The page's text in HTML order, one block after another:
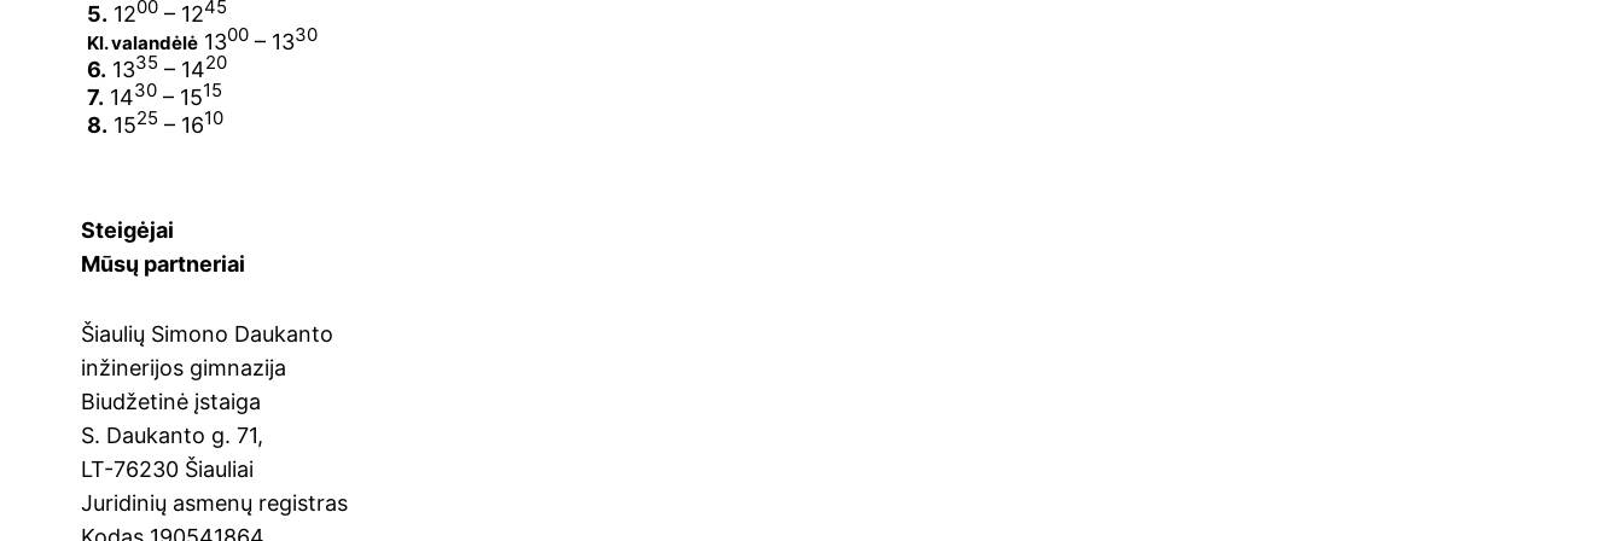
5. 1200 – 1245
Kl. valandėlė 1300 – 1330
6. 1335 – 1420
7. 1430 – 1515
8. 1525 – 1610
Steigėjai
Mūsų partneriai
Šiaulių Simono Daukanto
inžinerijos gimnazija
Biudžetinė įstaiga
S. Daukanto g. 71,
LT-76230 Šiauliai
Juridinių asmenų registras